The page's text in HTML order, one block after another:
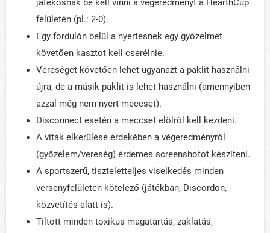
játékosnak be kell vinni a végeredményt a HearthCup
felületén (pl.: 2-0).
Egy fordulón belül a nyertesnek egy győzelmet
követően kasztot kell cserélnie.
Vereséget követően lehet ugyanazt a paklit használni
újra, de a másik paklit is lehet használni (amennyiben
azzal még nem nyert meccset).
Disconnect esetén a meccset elölről kell kezdeni.
A viták elkerülése érdekében a végeredményről
(győzelem/vereség) érdemes screenshotot készíteni.
A sportszerű, tiszteletteljes viselkedés minden
versenyfelületen kötelező (játékban, Discordon,
közvetítés alatt is).
Tiltott minden toxikus magatartás, zaklatás,